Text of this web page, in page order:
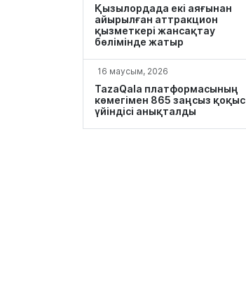
Қызылордада екі аяғынан
айырылған аттракцион
қызметкері жансақтау
бөлімінде жатыр
16 маусым, 2026
TazaQala платформасының
көмегімен 865 заңсыз қоқыс
үйіндісі анықталды